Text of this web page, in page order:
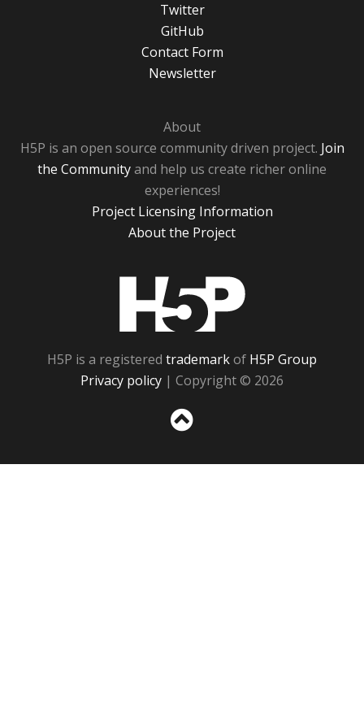
Twitter
GitHub
Contact Form
Newsletter
About
H5P is an open source community driven project. Join
the Communityand help us create richer online
experiences!
Project Licensing Information
About the Project
H5P is a registered trademarkof H5P Group
Privacy policy | Copyright © 2026